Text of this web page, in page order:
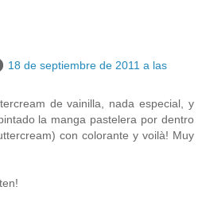
18 de septiembre de 2011 a las
de vainilla, nada especial, y
la manga pastelera por dentro
con colorante y voilà! Muy